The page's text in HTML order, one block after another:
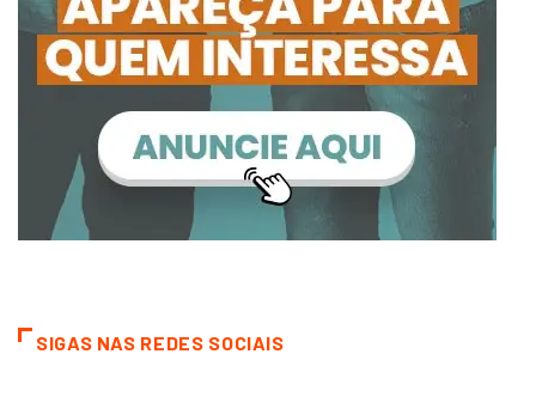
SIGAS NAS REDES SOCIAIS